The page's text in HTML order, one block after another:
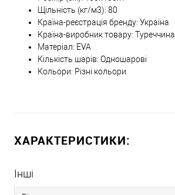
Щільність (кг/м3): 80
Країна-реєстрація бренду: Україна
Країна-виробник товару: Туреччина
Матеріал: EVA
Кількість шарів: Одношарові
Кольори: Різні кольори
ХАРАКТЕРИСТИКИ:
Інші